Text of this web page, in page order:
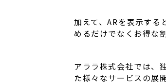
加えて、ARを表示す
めるだけでなくお得な
アララ株式会社では、
た様々なサービスの展